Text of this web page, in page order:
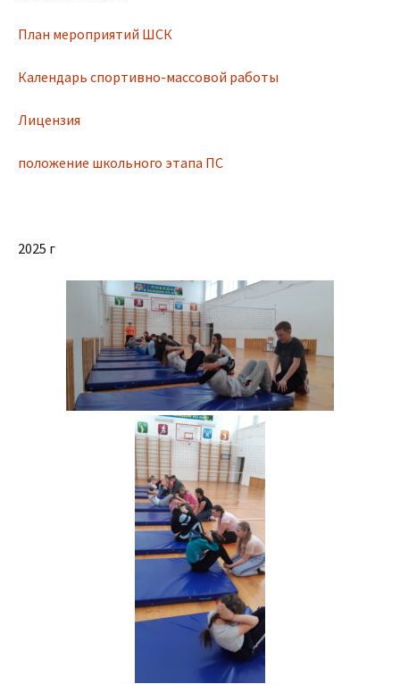
План мероприятий ШСК
Календарь спортивно-массовой работы
Лицензия
положение школьного этапа ПС
2025 г